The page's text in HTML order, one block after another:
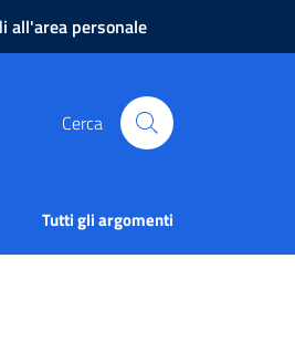
all'area personale
Cerca
Tutti gli argomenti